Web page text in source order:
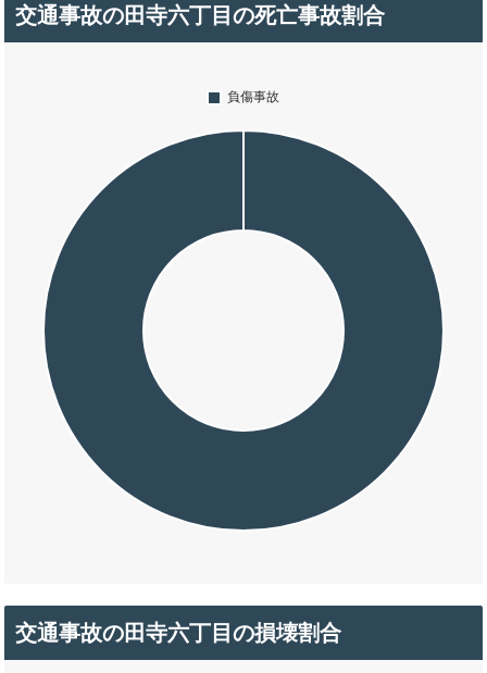
交通事故の田寺六丁目の死亡事故割合
交通事故の田寺六丁目の損壊割合